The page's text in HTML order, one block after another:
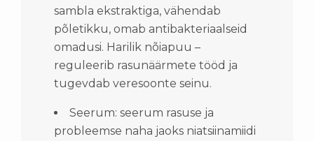
sambla ekstraktiga, vähendab
põletikku, omab antibakteriaalseid
omadusi. Harilik nõiapuu –
reguleerib rasunäärmete tööd ja
tugevdab veresoonte seinu.
Seerum: seerum rasuse ja
probleemse naha jaoks niatsiinamiidi